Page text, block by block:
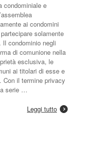
condominiale e
ai condomini
solamente
condominio negli
di comunione nella
esclusiva, le
ai titolari di esse e
Con il termine privacy
serie …
Leggi tutto